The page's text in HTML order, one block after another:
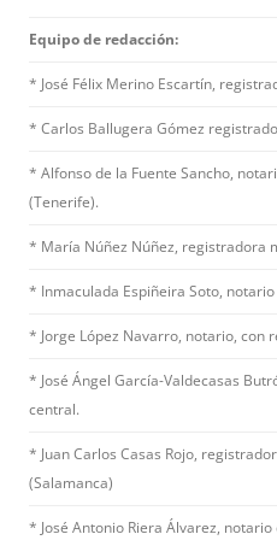
Equipo de redacción:
* José Félix Merino Escartín,
* Carlos Ballugera Gómez
* Alfonso de la Fuente Sancho,
(Tenerife).
* María Núñez Núñez, registradora
* Inmaculada Espiñeira Soto, notario
* Jorge López Navarro, notario, con
* José Ángel García-Valdecasas
central.
* Juan Carlos Casas Rojo,
(Salamanca)
* José Antonio Riera Álvarez, notario